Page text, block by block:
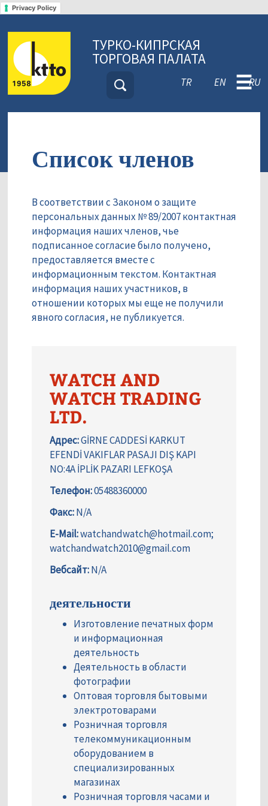
Privacy Policy
ТУРКО-КИПРСКАЯ
ТОРГОВАЯ ПАЛАТА
TR EN RU
☰
Список членов
В соответствии с Законом о защите
персональных данных № 89/2007 контактная
информация наших членов, чье
подписанное согласие было получено,
предоставляется вместе с
информационным текстом. Контактная
информация наших участников, в
отношении которых мы еще не получили
явного согласия, не публикуется.
WATCH AND
WATCH TRADING
LTD.
Адрес:GİRNE CADDESİ KARKUT
EFENDİ VAKIFLAR PASAJI DIŞ KAPI
NO:4A İPLİK PAZARI LEFKOŞA
Телефон:05488360000
Факс:N/A
E-Mail:watchandwatch@hotmail.com;
watchandwatch2010@gmail.com
Вебсайт:N/A
деятельности
Изготовление печатных форм
и информационная
деятельность
Деятельность в области
фотографии
Оптовая торговля бытовыми
электротоварами
Розничная торговля
телекоммуникационным
оборудованием в
специализированных
магазинах
Розничная торговля часами и